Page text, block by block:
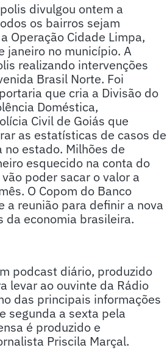
divulgou ontem a
os bairros sejam
Operação Cidade Limpa,
janeiro no município. A
realizando intervenções
Brasil Norte. Foi
que cria a Divisão do
Doméstica,
Civil de Goiás que
as estatísticas de casos de
estado. Milhões de
esquecido na conta do
poder sacar o valor a
O Copom do Banco
a reunião para definir a nova
da economia brasileira.
podcast diário, produzido
levar ao ouvinte da Rádio
das principais informações
segunda a sexta pela
é produzido e
Priscila Marçal.